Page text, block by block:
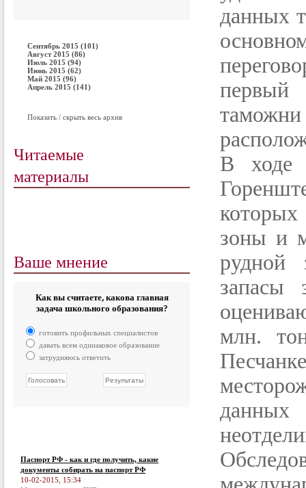
Сентябрь 2015 (101)
Август 2015 (86)
Июль 2015 (94)
Июнь 2015 (62)
Май 2015 (96)
Апрель 2015 (141)
Показать / скрыть весь архив
Читаемые
материалы
Ваше мнение
Как вы считаете, какова главная
задача школьного образования?
готовить профильных специалистов
давать всем одинаковое образование
затрудняюсь ответить
Паспорт РФ - как и где получить, какие
документы собирать на паспорт РФ
10-02-2015, 15:34
данных
первый
В ходе
зоны и
рудной
запасы
млн.
данных